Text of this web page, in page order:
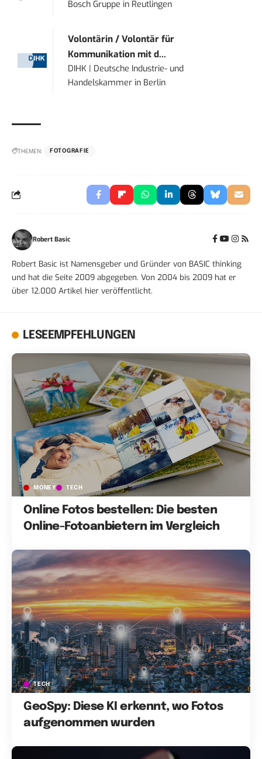
Bosch Gruppe in Reutlingen
Volontärin / Volontär für
Kommunikation mit d...
DIHK | Deutsche Industrie- und
Handelskammer in Berlin
THEMEN: FOTOGRAFIE
Robert Basic
Robert Basic ist Namensgeber und Gründer von BASIC thinking
und hat die Seite 2009 abgegeben. Von 2004 bis 2009 hat er
über 12.000 Artikel hier veröffentlicht.
LESEEMPFEHLUNGEN
MONEY TECH
Online Fotos bestellen: Die besten
Online-Fotoanbietern im Vergleich
TECH
GeoSpy: Diese KI erkennt, wo Fotos
aufgenommen wurden